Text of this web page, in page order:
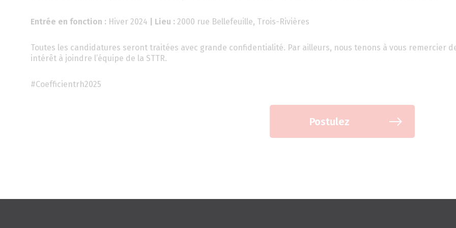
Entrée en fonction : Hiver 2024 | Lieu : 2000 rue Bellefeuille, Trois-Rivières
Toutes les candidatures seront traitées avec grande confidentialité. Par ailleurs, nous tenons à vous remercier
intérêt à joindre l’équipe de la STTR.
#Coefficientrh2025
Postulez